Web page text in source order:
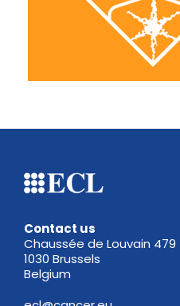
Contact us
Chaussée de Louvain 479
1030 Brussels
Belgium